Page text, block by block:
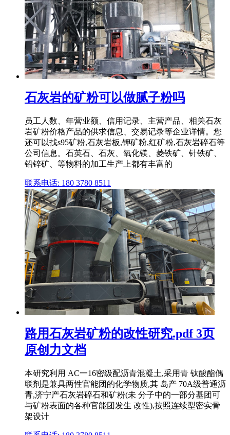
石灰岩的矿粉可以做腻子粉吗
员工人数、年营业额、信用记录、主营产品、相关石灰
岩矿粉价格产品的供求信息、交易记录等企业详情。您
还可以找s95矿粉,石灰岩板,钾矿粉,红矿粉,石灰岩碎石等
公司信息。石英石、石灰、氧化镁、菱铁矿、针铁矿、
铅锌矿、等物料的加工生产上都有丰富的
联系电话: 180 3780 8511
路用石灰岩矿粉的改性研究.pdf 3页
原创力文档
本研究利用 AC一16密级配沥青混凝土,采用青 钛酸酯偶
联剂是兼具两性官能团的化学物质,其 岛产 70A级普通沥
青,济宁产石灰岩碎石和矿粉(未 分子中的一部分基团可
与矿粉表面的各种官能团发生 改性),按照连续型密实骨
架设计